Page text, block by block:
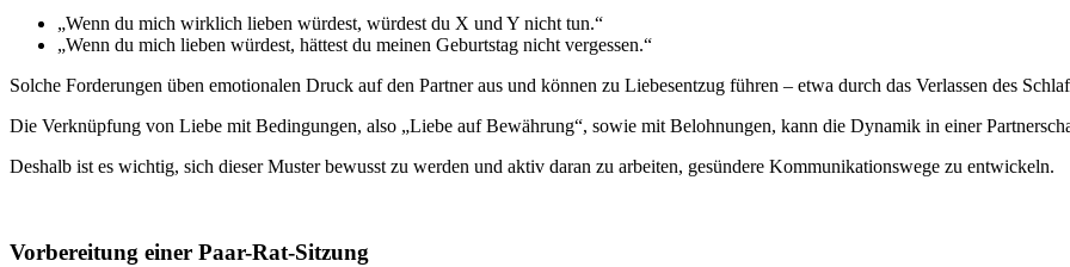
„Wenn du mich wirklich lieben würdest, würdest du X und Y nicht tun.“
„Wenn du mich lieben würdest, hättest du meinen Geburtstag nicht vergessen.“
Solche Forderungen üben emotionalen Druck auf den Partner aus und können zu Liebesentzug führen – etwa durch das Verlassen des
Die Verknüpfung von Liebe mit Bedingungen, also „Liebe auf Bewährung“, sowie mit Belohnungen, kann die Dynamik in einer
Deshalb ist es wichtig, sich dieser Muster bewusst zu werden und aktiv daran zu arbeiten, gesündere Kommunikationswege zu entwickeln.
Vorbereitung einer Paar-Rat-Sitzung